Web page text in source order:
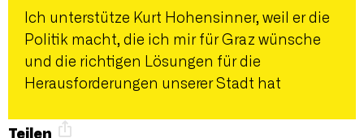
Ich unterstütze Kurt Hohensinner, weil er die
Politik macht, die ich mir für Graz wünsche
und die richtigen Lösungen für die
Herausforderungen unserer Stadt hat
Teilen